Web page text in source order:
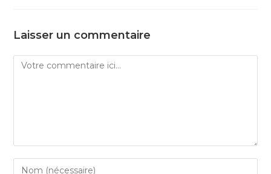
Laisser un commentaire